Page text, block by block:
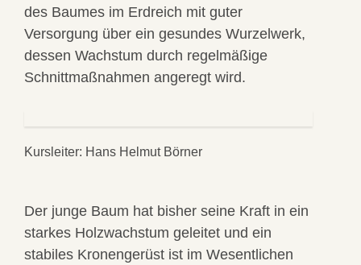
des Baumes im Erdreich mit guter
Versorgung über ein gesundes Wurzelwerk,
dessen Wachstum durch regelmäßige
Schnittmaßnahmen angeregt wird.
Kursleiter: Hans Helmut Börner
Der junge Baum hat bisher seine Kraft in ein
starkes Holzwachstum geleitet und ein
stabiles Kronengerüst ist im Wesentlichen